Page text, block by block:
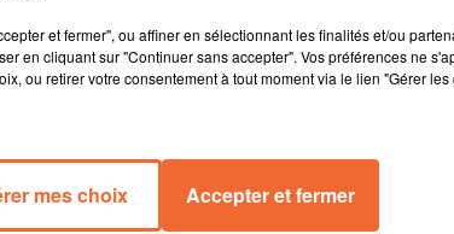
et fermer", ou affiner en sélectionnant les finalités et/ou
en cliquant sur "Continuer sans accepter". Vos préférences ne
ou retirer votre consentement à tout moment via le lien "Gérer
mes choix Accepter et fermer